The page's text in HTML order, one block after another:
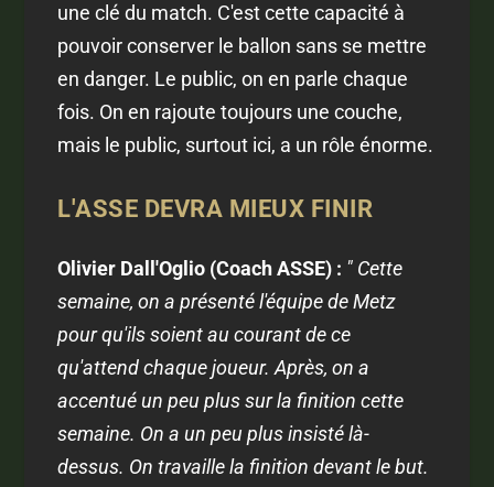
une clé du match. C'est cette capacité à
pouvoir conserver le ballon sans se mettre
en danger. Le public, on en parle chaque
fois. On en rajoute toujours une couche,
mais le public, surtout ici, a un rôle énorme.
L'ASSE DEVRA MIEUX FINIR
Olivier Dall'Oglio (Coach ASSE) : " Cette
semaine, on a présenté l'équipe de Metz
pour qu'ils soient au courant de ce
qu'attend chaque joueur. Après, on a
accentué un peu plus sur la finition cette
semaine. On a un peu plus insisté là-
dessus. On travaille la finition devant le but.